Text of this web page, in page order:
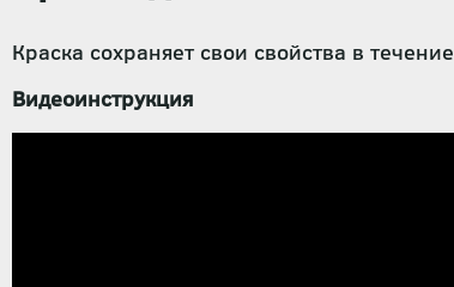
Краска сохраняет свои свойства в течение
Видеоинструкция